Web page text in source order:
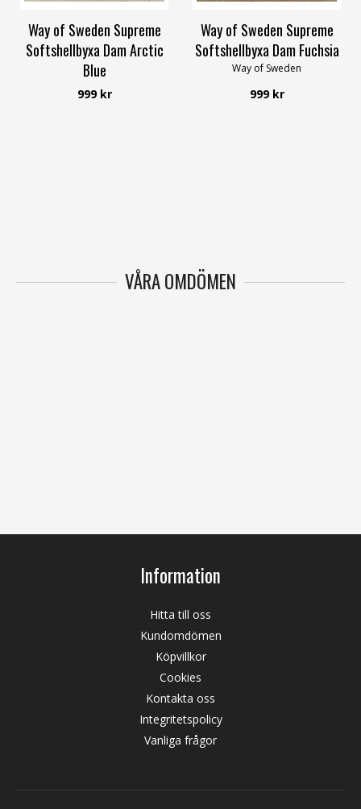
Way of Sweden Supreme
Softshellbyxa Dam Arctic
Blue
Way of Sweden
999 kr
Way of Sweden Supreme
Softshellbyxa Dam Fuchsia
Way of Sweden
999 kr
VÅRA OMDÖMEN
Information
Hitta till oss
Kundomdömen
Köpvillkor
Cookies
Kontakta oss
Integritetspolicy
Vanliga frågor